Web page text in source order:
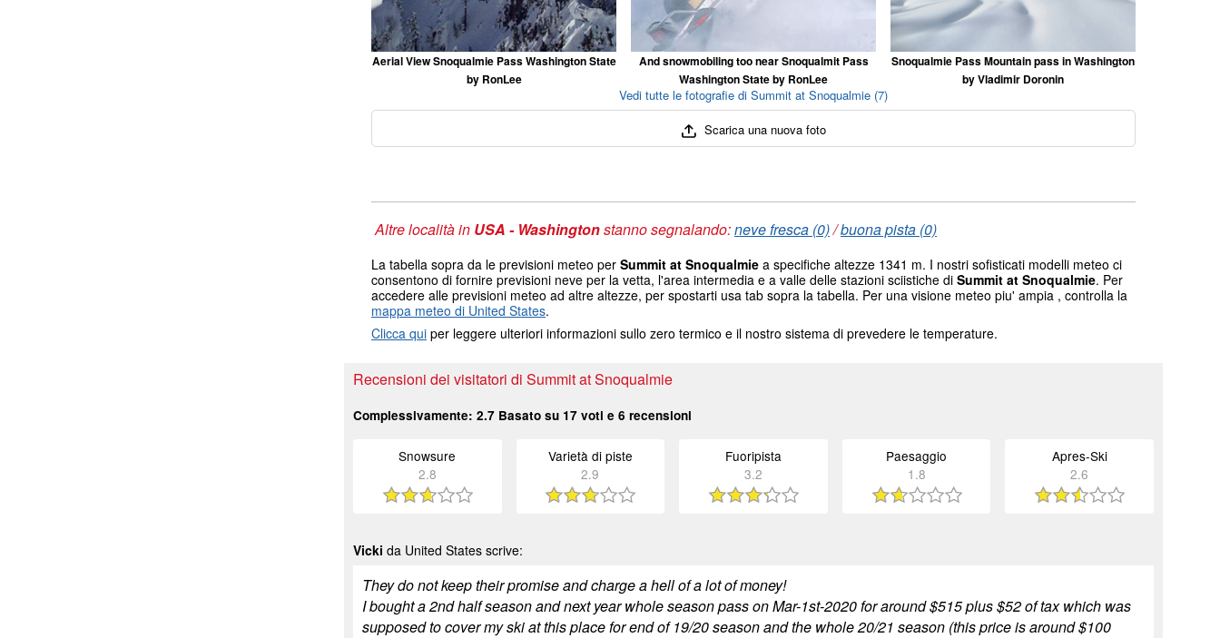
Aerial View Snoqualmie Pass Washington State
by RonLee
And snowmobiling too near Snoqualmit Pass
Washington State by RonLee
Snoqualmie Pass Mountain pass in Washington
by Vladimir Doronin
Vedi tutte le fotografie di Summit at Snoqualmie (7)
Scarica una nuova foto
Altre località in USA - Washingtonstanno segnalando:neve fresca (0)/buona pista (0)
La tabella sopra da le previsioni meteo per Summit at Snoqualmie a specifiche altezze 1341 m. I nostri sofisticati modelli meteo ci
consentono di fornire previsioni neve per la vetta, l'area intermedia e a valle delle stazioni sciistiche di Summit at Snoqualmie. Per
accedere alle previsioni meteo ad altre altezze, per spostarti usa tab sopra la tabella. Per una visione meteo piu' ampia , controlla la
mappa meteo di United States.
Clicca qui per leggere ulteriori informazioni sullo zero termico e il nostro sistema di prevedere le temperature.
Recensioni dei visitatori di Summit at Snoqualmie
Complessivamente: 2.7 Basato su 17 voti e 6 recensioni
Snowsure
2.8
Varietà di piste
2.9
Fuoripista
3.2
Paesaggio
1.8
Apres-Ski
2.6
Vicki da United States scrive:
They do not keep their promise and charge a hell of a lot of money!
I bought a 2nd half season and next year whole season pass on Mar-1st-2020 for around $515 plus $52 of tax which was
supposed to cover my ski at this place for end of 19/20 season and the whole 20/21 season (this price is around $100